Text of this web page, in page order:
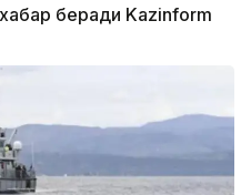
беради Kazinform